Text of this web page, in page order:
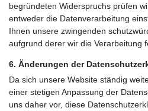
begründeten Widerspruchs prüfen
entweder die Datenverarbeitung
Ihnen unsere zwingenden
aufgrund derer wir die Verarbeitung
6. Änderungen der
Da sich unsere Website ständig
einer stetigen Anpassung der
uns daher vor, diese